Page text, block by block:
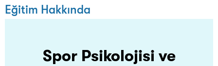
Eğitim Hakkında
Spor Psikolojisi ve